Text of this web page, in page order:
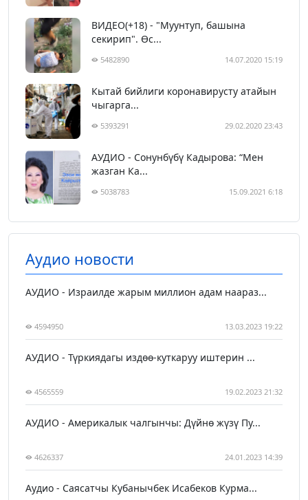
ВИДЕО(+18) - "Муунтуп, башына
секирип". Өс...
5482890 14.07.2020 15:19
Кытай бийлиги коронавирусту атайын
чыгарга...
5393291 29.02.2020 23:43
АУДИО - Сонунбүбү Кадырова: “Мен
жазган Ка...
5038783 15.09.2021 6:18
Аудио новости
АУДИО - Израилде жарым миллион адам наараз...
4594950 13.03.2023 19:22
АУДИО - Түркиядагы издөө-куткаруу иштерин ...
4565559 19.02.2023 21:32
АУДИО - Америкалык чалгынчы: Дүйнө жүзү Пу...
4626337 24.01.2023 14:39
Аудио - Саясатчы Кубанычбек Исабеков Курма...